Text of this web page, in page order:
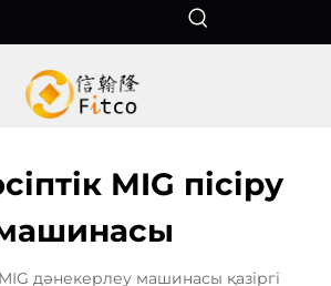
MIG пісіру
дәнекерлеу машинасы қазіргі